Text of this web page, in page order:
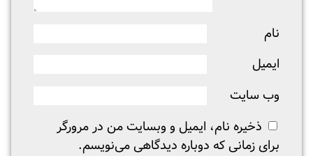
نام
ایمیل
وب‌ سایت
ذخیره نام، ایمیل و وبسایت من در مرورگر
برای زمانی که دوباره دیدگاهی می‌نویسم.